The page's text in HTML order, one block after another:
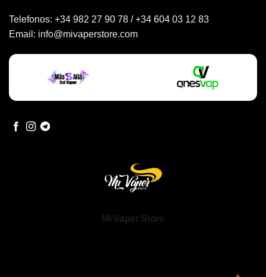
Telefonos: +34 982 27 90 78 /+34 604 03 12 83
Email: info@mivaperstore.com
Mi Vaper Store